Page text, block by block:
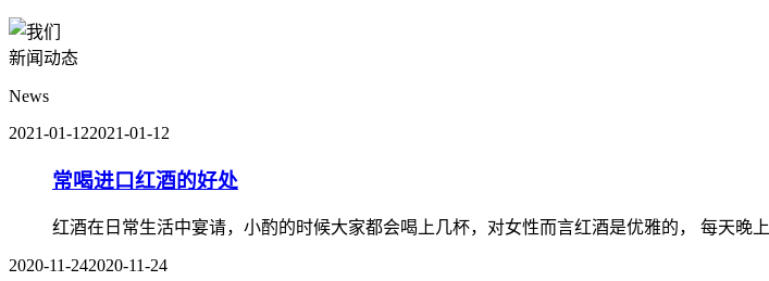
新闻动态
News
2021-01-122021-01-12
常喝进口红酒的好处
红酒在日常生活中宴请，小酌的时候大家都会喝上几杯，对女性而言红酒是优雅的， 每天晚
2020-11-242020-11-24